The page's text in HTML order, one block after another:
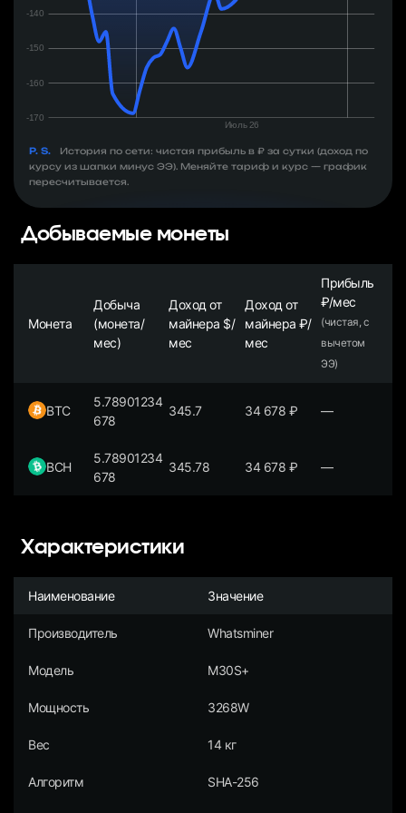
P. S.
История по сети: чистая прибыль в ₽ за сутки (доход по
курсу из шапки минус ЭЭ). Меняйте тариф и курс — график
пересчитывается.
Добываемые монеты
Монета
Добыча
(монета/
мес)
Доход от
майнера $/
мес
Доход от
майнера ₽/
мес
Прибыль
₽/мес
(чистая, с
вычетом
ЭЭ)
BTC
5.78901234
678
345.7 34 678 ₽ —
BCH
5.78901234
678
345.78 34 678 ₽ —
Характеристики
Наименование Значение
Производитель Whatsminer
Модель M30S+
Мощность 3268W
Вес 14 кг
Алгоритм SHA-256